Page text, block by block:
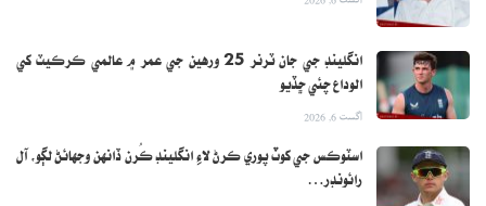
انگلينڊ جي جان ٽرنر 25 ورهين جي عمر ۾ عالمي ڪرڪيٽ کي
الوداع چئي ڇڏيو
اگست 6, 2026
اسٽوڪس جي کوٽ پوري ڪرڻ لاءِ انگلينڊ ڪُرن ڏانهن وجهائڻ لڳو، آل
رائونڊر…